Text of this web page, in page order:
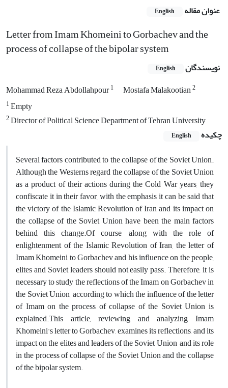
عنوان مقاله English
Letter from Imam Khomeini to Gorbachev and the
process of collapse of the bipolar system
نویسندگان English
Mohammad Reza Abdollahpour1 Mostafa Malakootian2
1Empty
2Director of Political Science Department of Tehran University
چکیده
English
Several factors contributed to the collapse of the Soviet Union.
Although the Westerns regard the collapse of the Soviet Union
as a product of their actions during the Cold War years, they
confiscate it in their favor, with the emphasis it can be said that
the victory of the Islamic Revolution of Iran and its impact on
the collapse of the Soviet Union have been the main factors
behind this change.Of course, along with the role of
enlightenment of the Islamic Revolution of Iran, the letter of
Imam Khomeini to Gorbachev and his influence on the people,
elites and Soviet leaders should not easily pass. Therefore, it is
necessary to study the reflections of the Imam on Gorbachev in
the Soviet Union, according to which the influence of the letter
of Imam on the process of collapse of the Soviet Union is
explained.This article, reviewing and analyzing Imam
Khomeini's letter to Gorbachev, examines its reflections, and its
impact on the elites and leaders of the Soviet Union, and its role
in the process of collapse of the Soviet Union and the collapse
of the bipolar system.